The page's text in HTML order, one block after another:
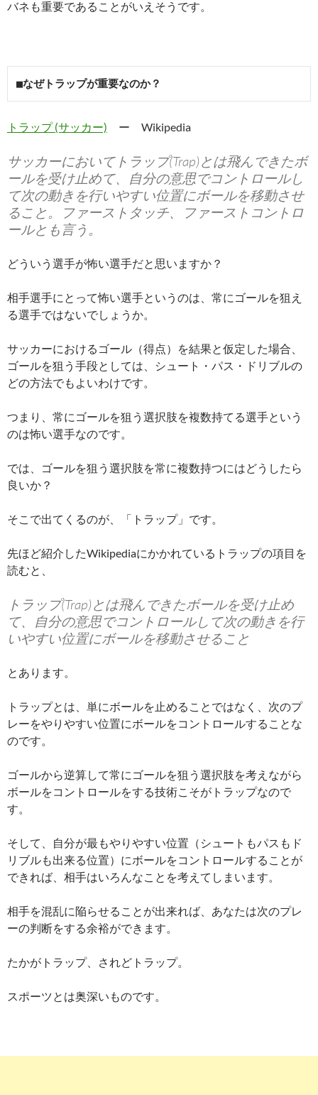
バネも重要であることがいえそうです。
■なぜトラップが重要なのか？
トラップ (サッカー) ー Wikipedia
サッカーにおいてトラップ(Trap)とは飛んできたボ
ールを受け止めて、自分の意思でコントロールし
て次の動きを行いやすい位置にボールを移動させ
ること。ファーストタッチ、ファーストコントロ
ールとも言う。
どういう選手が怖い選手だと思いますか？
相手選手にとって怖い選手というのは、常にゴールを狙え
る選手ではないでしょうか。
サッカーにおけるゴール（得点）を結果と仮定した場合、
ゴールを狙う手段としては、シュート・パス・ドリブルの
どの方法でもよいわけです。
つまり、常にゴールを狙う選択肢を複数持てる選手という
のは怖い選手なのです。
では、ゴールを狙う選択肢を常に複数持つにはどうしたら
良いか？
そこで出てくるのが、「トラップ」です。
先ほど紹介したWikipediaにかかれているトラップの項目を
読むと、
トラップ(Trap)とは飛んできたボールを受け止め
て、自分の意思でコントロールして次の動きを行
いやすい位置にボールを移動させること
とあります。
トラップとは、単にボールを止めることではなく、次のプ
レーをやりやすい位置にボールをコントロールすることな
のです。
ゴールから逆算して常にゴールを狙う選択肢を考えながら
ボールをコントロールをする技術こそがトラップなので
す。
そして、自分が最もやりやすい位置（シュートもパスもド
リブルも出来る位置）にボールをコントロールすることが
できれば、相手はいろんなことを考えてしまいます。
相手を混乱に陥らせることが出来れば、あなたは次のプレ
ーの判断をする余裕ができます。
たかがトラップ、されどトラップ。
スポーツとは奥深いものです。